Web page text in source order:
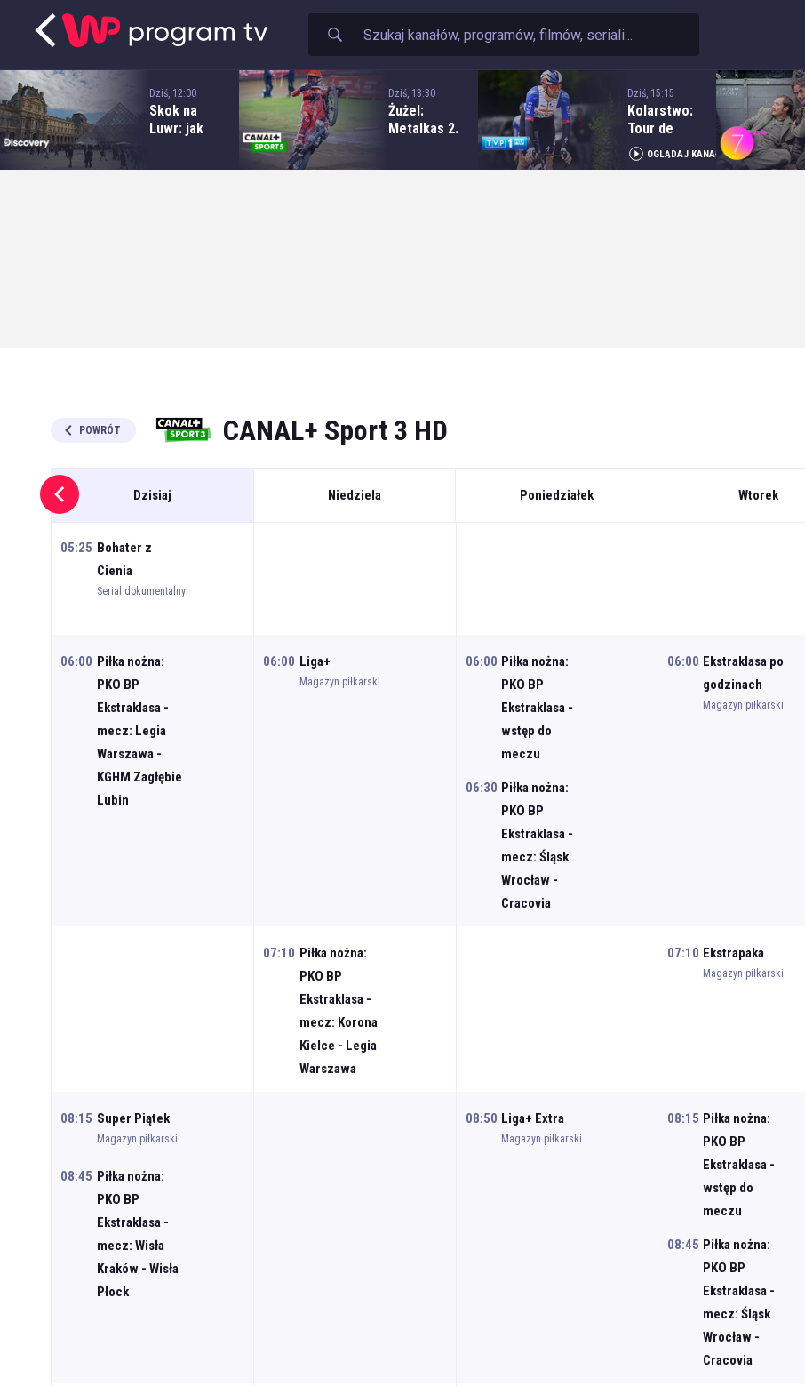
Dziś, 12:00
Skok na
Luwr: jak
Dziś, 13:30
Żużel:
Metalkas 2.
Dziś, 15:15
Kolarstwo:
Tour de
Pologne - 6.
etap:
OGLĄDAJ KANAŁ
POWRÓT CANAL+ Sport 3 HD
Dzisiaj Niedziela Poniedziałek Wtorek
05:25 Bohater z
Cienia
Serial dokumentalny
06:00 Piłka nożna:
PKO BP
Ekstraklasa -
mecz: Legia
Warszawa -
KGHM Zagłębie
Lubin
06:00 Liga+
Magazyn piłkarski
06:00 Piłka nożna:
PKO BP
Ekstraklasa -
wstęp do
meczu
06:30 Piłka nożna:
PKO BP
Ekstraklasa -
mecz: Śląsk
Wrocław -
Cracovia
06:00 Ekstraklasa po
godzinach
Magazyn piłkarski
07:10 Piłka nożna:
PKO BP
Ekstraklasa -
mecz: Korona
Kielce - Legia
Warszawa
07:10 Ekstrapaka
Magazyn piłkarski
08:15 Super Piątek
Magazyn piłkarski
08:45 Piłka nożna:
PKO BP
Ekstraklasa -
mecz: Wisła
Kraków - Wisła
Płock
08:50 Liga+ Extra
Magazyn piłkarski
08:15 Piłka nożna:
PKO BP
Ekstraklasa -
wstęp do
meczu
08:45 Piłka nożna:
PKO BP
Ekstraklasa -
mecz: Śląsk
Wrocław -
Cracovia